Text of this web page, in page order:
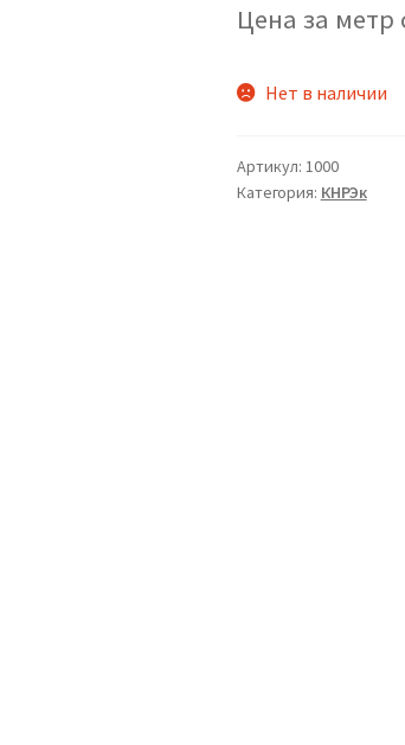
Цена за метр
Нет в наличии
Артикул: 1000
Категория: КНРЭк